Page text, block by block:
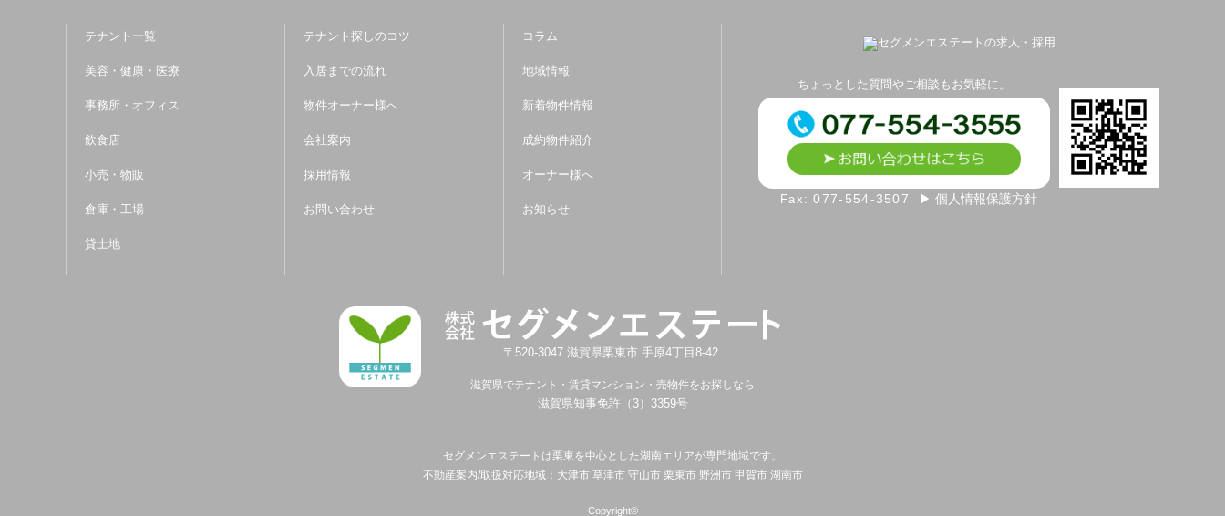
テナント一覧
美容・健康・医療
事務所・オフィス
飲食店
小売・物販
倉庫・工場
貸土地
テナント探しのコツ
入居までの流れ
物件オーナー様へ
会社案内
採用情報
お問い合わせ
コラム
地域情報
新着物件情報
成約物件紹介
オーナー様へ
お知らせ
ちょっとした質問やご相談もお気軽に。
Fax:077-554-3507 ▶ 個人情報保護方針
〒520-3047 滋賀県栗東市 手原4丁目8-42
滋賀県でテナント・賃貸マンション・売物件をお探しなら
滋賀県知事免許（3）3359号
セグメンエステートは栗東を中心とした湖南エリアが専門地域です。
不動産案内/取扱対応地域：大津市 草津市 守山市 栗東市 野洲市 甲賀市 湖南市
Copyright©